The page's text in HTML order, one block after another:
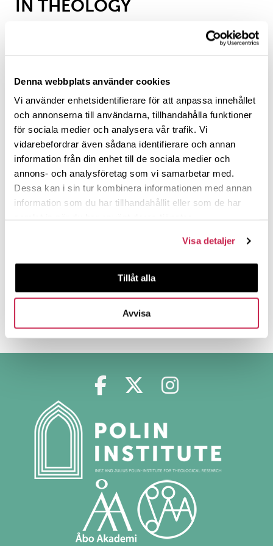
Denna webbplats använder cookies
Vi använder enhetsidentifierare för att anpassa innehållet
och annonserna till användarna, tillhandahålla funktioner
för sociala medier och analysera vår trafik. Vi
vidarebefordrar även sådana identifierare och annan
information från din enhet till de sociala medier och
annons- och analysföretag som vi samarbetar med.
Dessa kan i sin tur kombinera informationen med annan
information som du har tillhandahållit eller som de har
Visa detaljer
Tillåt alla
Avvisa
IN THEOLOGY
ThD Martina Björkanderwill have a teaching
demonstration in connection with her application for
the title of docent with a specialisation in Pentecostal
studies in
Practical Theology
at Åbo Akademi
University.
The teaching demonstration is public and will be held
onMonday 20th of May at 15.00-16.15in auditorium
Theologicum, Piispankatu 16 and via Zoom
( https://aboakademi.zoom.us/j/69560884213).
introduction for field working theologians.
Both students and staff are welcome to join.
serving, please RSVP before 13thof May to
martina.bjorkander@abo.fi.